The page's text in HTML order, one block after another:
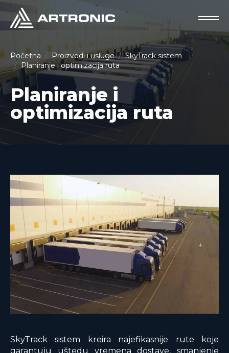
Početna Proizvodi i usluge
SkyTrack sistem
Planiranje i optimizacija ruta
Planiranje i
optimizacija ruta
SkyTrack sistem kreira najefikasnije rute koje
garantuju uštedu vremena dostave, smanjenje